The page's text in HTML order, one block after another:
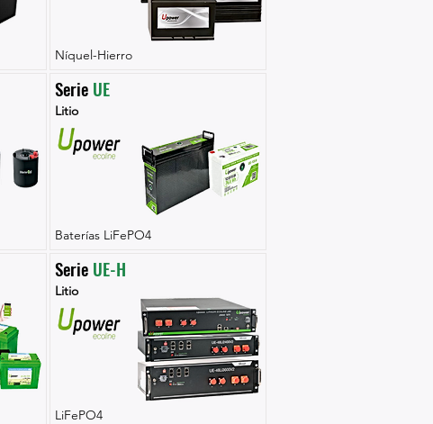
Níquel-Hierro
Serie UE
Litio
Baterías LiFePO4
Serie UE-H
Litio
LiFePO4